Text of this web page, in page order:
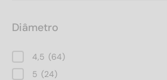
Diâmetro
4,5 (64)
5 (24)